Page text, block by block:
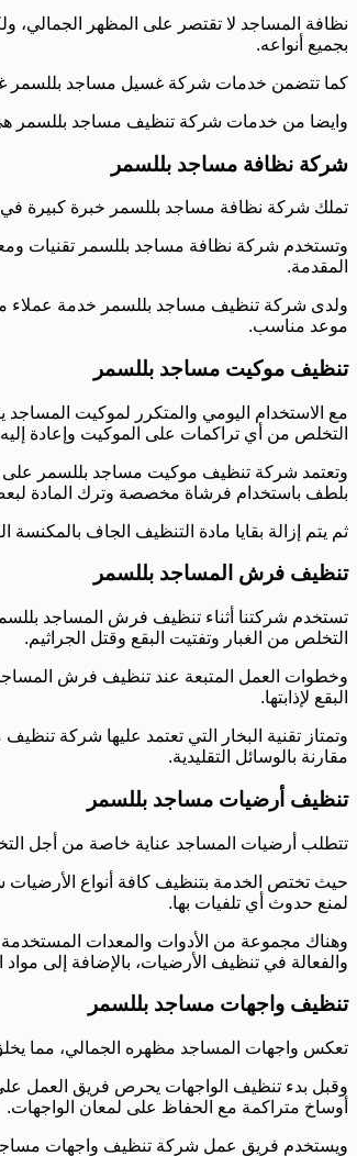
نظافة المساجد لا تقتصر على المظهر
بجميع أنواعه.
كما تتضمن خدمات شركة غسيل مساجد بللسمر غسيل
وايضا من خدمات شركة تنظيف مساجد بللسمر هي
شركة نظافة مساجد بللسمر
تملك شركة نظافة مساجد بللسمر خبرة كبيرة في
وتستخدم شركة نظافة مساجد بللسمر تقنيات
المقدمة.
ولدى شركة تنظيف مساجد بللسمر خدمة عملاء
موعد مناسب.
تنظيف موكيت مساجد بللسمر
مع الاستخدام اليومي والمتكرر لموكيت
التخلص من أي تراكمات على الموكيت وإعادة
وتعتمد شركة تنظيف موكيت مساجد بللسمر على
بلطف باستخدام فرشاة مخصصة وترك المادة
ثم يتم إزالة بقايا مادة التنظيف الجاف
تنظيف فرش المساجد بللسمر
تستخدم شركتنا أثناء تنظيف فرش المساجد بللسمر
التخلص من الغبار وتفتيت البقع وقتل الجراثيم.
وخطوات العمل المتبعة عند تنظيف فرش المساجد
البقع لإذابتها.
وتمتاز تقنية البخار التي تعتمد عليها شركة
مقارنة بالوسائل التقليدية.
تنظيف أرضيات مساجد بللسمر
تتطلب أرضيات المساجد عناية خاصة من أجل
حيث تختص الخدمة بتنظيف كافة أنواع
لمنع حدوث أي تلفيات بها.
وهناك مجموعة من الأدوات والمعدات
والفعالة في تنظيف الأرضيات، بالإضافة إلى مواد
تنظيف واجهات مساجد بللسمر
تعكس واجهات المساجد مظهره الجمالي، مما
وقبل بدء تنظيف الواجهات يحرص فريق العمل
أوساخ متراكمة مع الحفاظ على لمعان الواجهات.
ويستخدم فريق عمل شركة تنظيف واجهات مساجد